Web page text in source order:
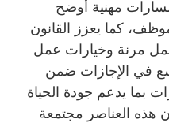
مهنية أوضح
كما يعزز القانون
مرنة وخيارات عمل
في الإجازات ضمن
الإجازات بما يدعم جودة الحياة
هذه العناصر مجتمعة